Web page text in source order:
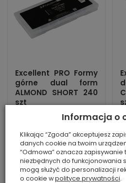
Excellent PRO Formy
górne dual form
ALMOND SHORT 240
szt
(0 szt.)
ALMOND SHORT marki
Excellent PRO, 240 szt w
kasetce
Informacja o
Klikając “Zgoda” akceptujesz
danych cookie na twoim
“Odmowa” oznacza zapisywanie
niezbędnych do funkcjonowania
mogą służyć do personalizacji
o cookie wpolityce prywatności.